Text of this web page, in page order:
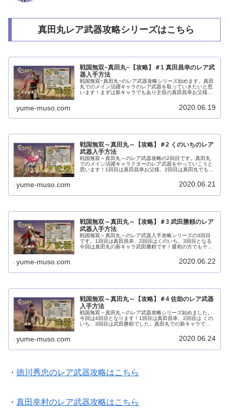
真田丸レア武器攻略シリーズはこちら
戦国無双~真田丸~【攻略】＃1 真田昌幸のレア武
器入手方法
戦国無双~真田丸~のレア武器攻略シリーズ始めます。真田
丸でのメイン活躍キャラのレア武器を取っていきたいと思
います！まずは新キャラでもあり主役の真田昌幸お父様！
yume-muso.com 2020.06.19
戦国無双～真田丸～【攻略】＃2 くのいちのレア
武器入手方法
戦国無双～真田丸～のレア武器攻略の2回目です。真田丸
でのメイン活躍キャラクターのレア武器をやっていこうと
思います！1回目は真田昌幸お父様、2回目は真田丸でも大
yume-muso.com 2020.06.21
戦国無双～真田丸～【攻略】＃3 武田勝頼のレア
武器入手方法
戦国無双～真田丸～のレア武器入手攻略シリーズの3回目
です。1回目は真田昌幸、2回目はくのいち、3回目となる
今回は真田丸の新キャラ武田勝頼です！最初の方でも十分
yume-muso.com 2020.06.22
戦国無双～真田丸～【攻略】＃4 佐助のレア武器
入手方法
戦国無双～真田丸～のレア武器攻略シリーズ始めました。
今回は4回目となります！1回目は真田昌幸、2回目は くの
いち、3回目は武田勝頼でした。真田丸での新キャラであ
yume-muso.com 2020.06.24
・ 徳川秀忠のレア武器攻略はこちら
・ 真田幸村のレア武器攻略はこちら